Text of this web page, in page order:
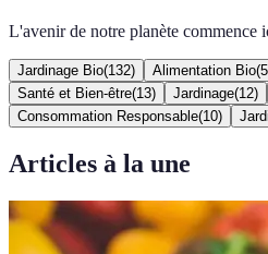
L'avenir de notre planète commence
Jardinage Bio(132) Alimentation Bio(
Santé et Bien-être(13) Jardinage(12)
Consommation Responsable(10)
Articles à la une